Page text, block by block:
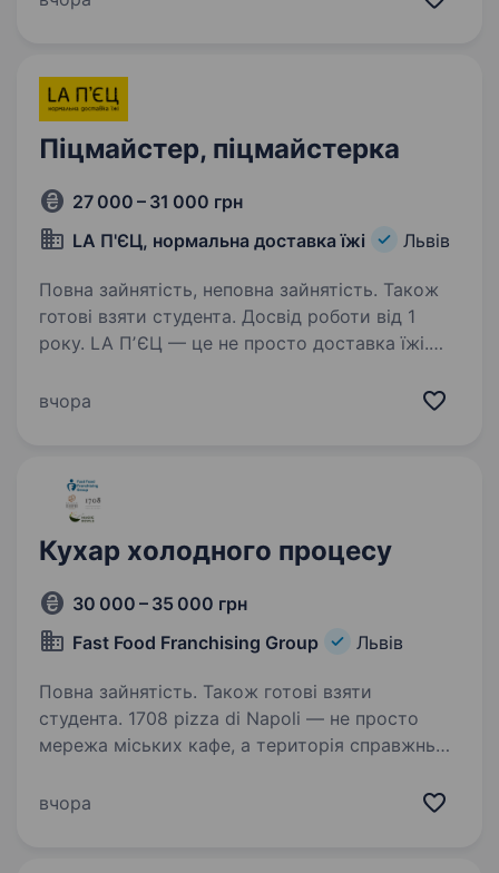
Піцмайстер, піцмайстерка
27 000 – 31 000 грн
LA П'ЄЦ, нормальна доставка їжі
Львів
Повна зайнятість, неповна зайнятість. Також
готові взяти студента. Досвід роботи від 1
року. LA ПʼЄЦ — це не просто доставка їжі.
робить неможливе за 29 хвилин. А тепер уяви,
не обов’язково,…
вчора
Кухар холодного процесу
30 000 – 35 000 грн
Fast Food Franchising Group
Львів
Повна зайнятість. Також готові взяти
студента. 1708 pizza di Napoli — не просто
мережа міських кафе, а територія справжньої
підкорює Львів, а також Київ
вчора